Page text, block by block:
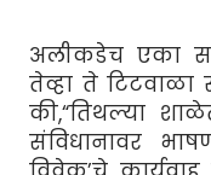
अलीकडेच एका
तेव्हा ते टिटवाळा
की,“तिथल्या
संविधानावर